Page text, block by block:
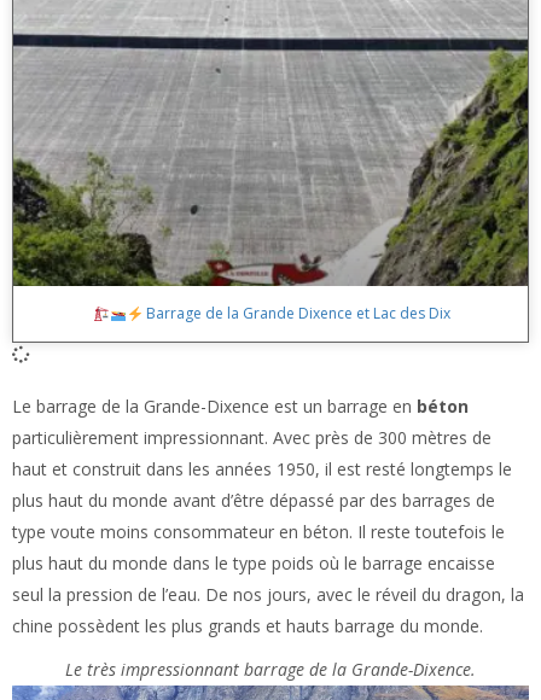
Barrage de la Grande Dixence et Lac des Dix
Le barrage de la Grande-Dixence est un barrage en béton
particulièrement impressionnant. Avec près de 300 mètres de
haut et construit dans les années 1950, il est resté longtemps le
plus haut du monde avant d’être dépassé par des barrages de
type voute moins consommateur en béton. Il reste toutefois le
plus haut du monde dans le type poids où le barrage encaisse
seul la pression de l’eau. De nos jours, avec le réveil du dragon, la
chine possèdent les plus grands et hauts barrage du monde.
Le très impressionnant barrage de la Grande-Dixence.